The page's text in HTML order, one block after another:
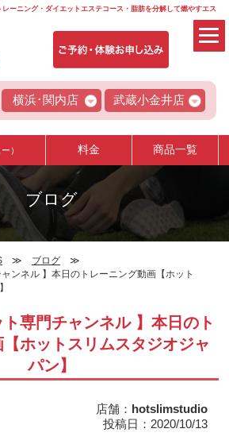
ーニング・ダイエットエステコース・脂肪を分解して燃やすエス
横浜･関内店 武蔵小金井店
） 料金 商品一覧
ブログ
ブログ
ャンネル 】本日のトレーニング動画【ホット
ト専門チャンネル 】本日のト
ホットスリムスタジオジャ
パン】
店舗： hotslimstudio
投稿日：2020/10/13